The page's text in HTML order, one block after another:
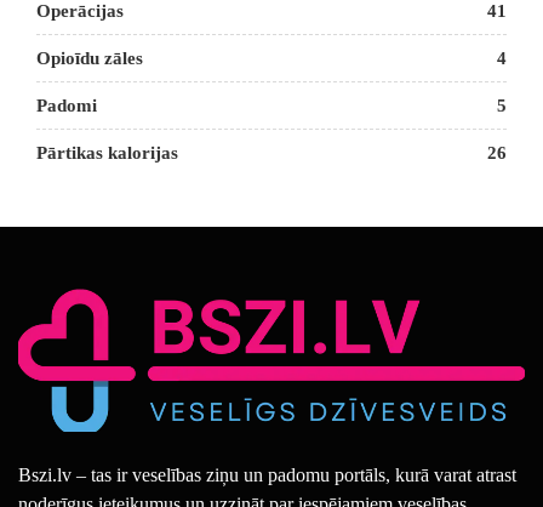
Operācijas 41
Opioīdu zāles 4
Padomi 5
Pārtikas kalorijas 26
Bszi.lv – tas ir veselības ziņu un padomu portāls, kurā varat atrast